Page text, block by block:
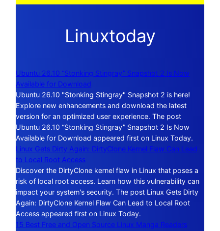
Linuxtoday
Ubuntu 26.10 “Stonking Stingray” Snapshot 2 Is Now
Available for Download
Ubuntu 26.10 "Stonking Stingray" Snapshot 2 is here!
Explore new enhancements and download the latest
version for an optimized user experience. The post
Ubuntu 26.10 “Stonking Stingray” Snapshot 2 Is Now
Available for Download appeared first on Linux Today.
Linux Gets Dirty Again: DirtyClone Kernel Flaw Can Lead
to Local Root Access
Discover the DirtyClone kernel flaw in Linux that poses a
risk of local root access. Learn how this vulnerability can
impact your system's security. The post Linux Gets Dirty
Again: DirtyClone Kernel Flaw Can Lead to Local Root
Access appeared first on Linux Today.
15 Best Free and Open Source Linux Manga Readers